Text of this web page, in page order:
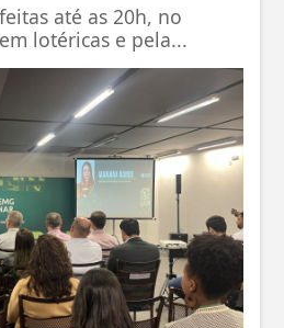
até as 20h, no
lotéricas e pela...